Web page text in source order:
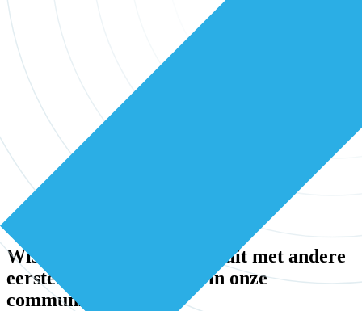
Community
Wissel kennis en ervaring uit met andere
eerstelijns professionals in onze
community